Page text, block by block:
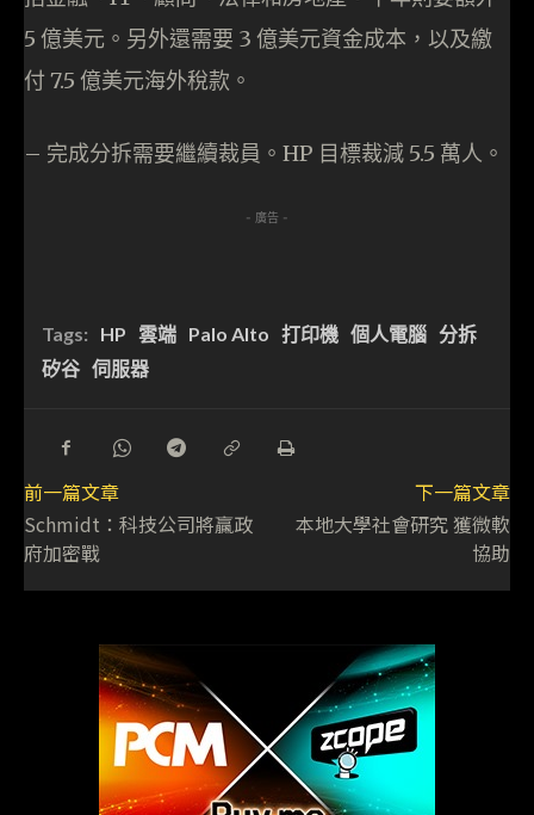
5 億美元。另外還需要 3 億美元資金成本，以及繳
付 7.5 億美元海外稅款。
– 完成分拆需要繼續裁員。HP 目標裁減 5.5 萬人。
- 廣告 -
Tags: HP 雲端 Palo Alto 打印機 個人電腦 分拆
矽谷 伺服器
前一篇文章
Schmidt：科技公司將贏政
府加密戰
下一篇文章
本地大學社會研究 獲微軟
協助